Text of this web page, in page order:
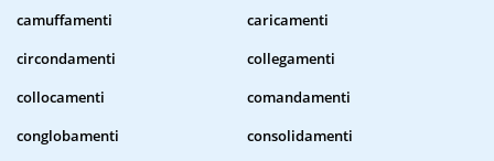
camuffamenti
caricamenti
circondamenti
collegamenti
collocamenti
comandamenti
conglobamenti
consolidamenti